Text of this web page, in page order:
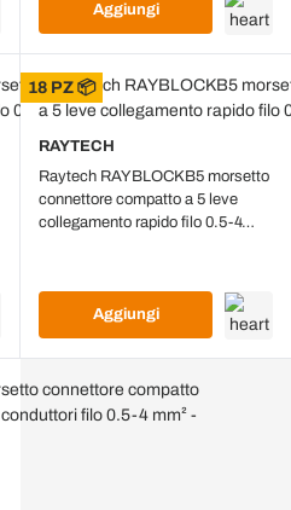
Aggiungi
18 PZ 📦
RAYTECH
Raytech RAYBLOCKB5 morsetto
connettore compatto a 5 leve
collegamento rapido filo 0.5-4
Aggiungi